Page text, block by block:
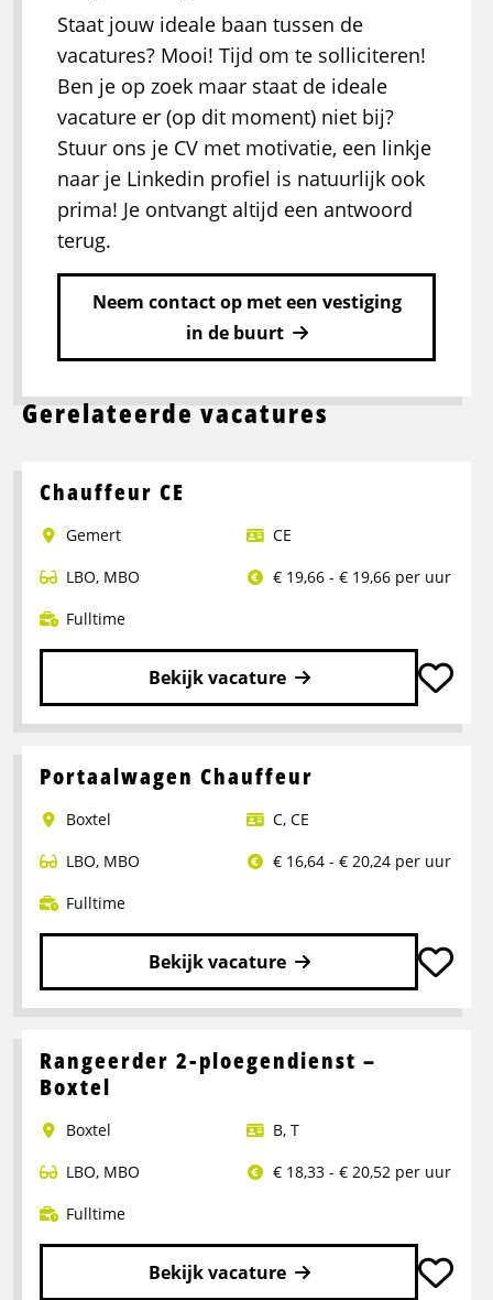
Staat jouw ideale baan tussen de
vacatures? Mooi! Tijd om te solliciteren!
Ben je op zoek maar staat de ideale
vacature er (op dit moment) niet bij?
Stuur ons je CV met motivatie, een linkje
naar je Linkedin profiel is natuurlijk ook
prima! Je ontvangt altijd een antwoord
terug.
Neem contact op met een vestiging
in de buurt
Gerelateerde vacatures
Chauffeur CE
Gemert
CE
LBO, MBO
€ 19,66 - € 19,66 per uur
Fulltime
Bekijk vacature
Lees
over
CE
Portaalwagen Chauffeur
Boxtel C, CE
LBO, MBO
€ 16,64 - € 20,24 per uur
Fulltime
Bekijk vacature
Lees
over
Portaalwagen
Rangeerder 2-ploegendienst –
Boxtel
Boxtel B, T
LBO, MBO
€ 18,33 - € 20,52 per uur
Fulltime
Bekijk vacature